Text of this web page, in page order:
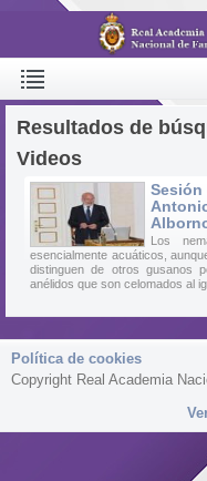
Resultados de
Videos
Sesión
Los
esencialmente acuáticos,
distinguen de otros gusanos
anélidos que son celomados al
Política de cookies
Copyright Real Academia